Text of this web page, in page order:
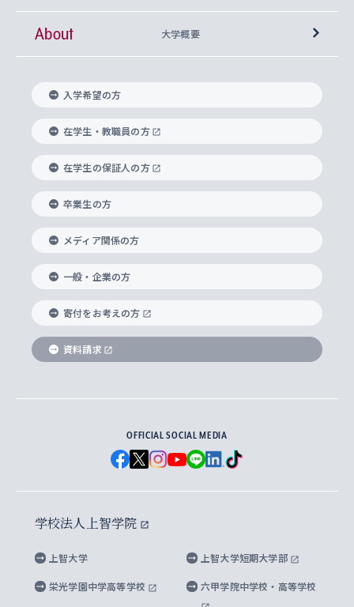
総合人間科学部
経済学部
外国語学部
総合グローバル学部
国際教養学部
理工学部
Futures） – 持続可能な未来を考える６学科連携
基盤教育センター
キリスト教人間学
身体知
思考と表現
データサイエンス
上智大学の語学教育
言語教育研究センター
上智大学のグローバル教育
グローバル教育センター
上智大学で学ぶ
海外で学ぶ
学びのサポート
大学院
神学研究科
実践宗教学研究科
総合人間科学研究科
経済学研究科
グローバル・スタディーズ研究科
助産学専攻科
生涯学習
中世思想研究所
国際言語情報研究所
グローバル・コンサーン研究所
比較文化研究所
ヨーロッパ研究所
アジア文化研究所
アメリカ・カナダ研究所
メディア・ジャーナリズム研究所
水稀少社会研究センター
先進機械・構造材料イノベーションセンター
産官学連携
知的財産
研究支援制度
重点領域研究・自由課題研究
研究活動に関する法令・研究費の使用について
課外活動
課外教育プログラム
ボランティア活動
グローバルな学びのコミュニティ
学生の相談窓口
心身の健康相談
ハラスメント防止の取り組み
障がいのある学生への支援
キャリア形成サポート
キャリア形成支援プログラム
就職（内定先）・進路統計
企業の採用ご担当者様へのご案内
住まいのサポート
上智大学で取得できる学位
入れの方針）
科目等履修生
研究生・外国人特別研究生・国費留学生
交換留学生(海外大学から上智大学で学ぶ)
ノンディグリー生
Sophia Short-term Program受講生
学費・奨学金
学部入学前に出願する奨学金
国による高等教育の修学支援新制度
大学院生対象の奨学金
海外留学する際の費用と奨学金
About 大学概要
理事長・学長メッセージ
学長・副学長紹介
上智大学の精神
上智大学の理念
上智大学の沿革
ソフィア・アーカイブズ
上智大学とカトリック
グローバルエンゲージメント
上智大学を訪れた世界の知性
国連Weeks・アフリカWeeks
ダイバーシティ＆サステナビリティへの取り組み
上智大学公式ソーシャルメディア
学校法人上智学院について
数字で見る上智大学
上智大学のネットワーク
父母・保証人とのネットワーク
学外とのネットワーク
上智大学の出版物
上智大学大学案内・大学院案内
英文広報誌 SOPHIA magazine
上智大学のビジュアル・アイデンティティ
上智大学ビジュアル・アイデンティティ
上智大学校歌 ・上智大学学生歌
上智大学への取材・キャンパスでの撮影について
上智大学の公開情報
上智大学の教育研究活動等の情報公表
キャンパス案内
入学希望の方
在学生・教職員の方
在学生の保証人の方
卒業生の方
メディア関係の方
一般・企業の方
寄付をお考えの方
資料請求
OFFICIAL SOCIAL MEDIA
学校法人上智学院
上智大学 上智大学短期大学部
栄光学園中学高等学校 六甲学院中学校・高等学校